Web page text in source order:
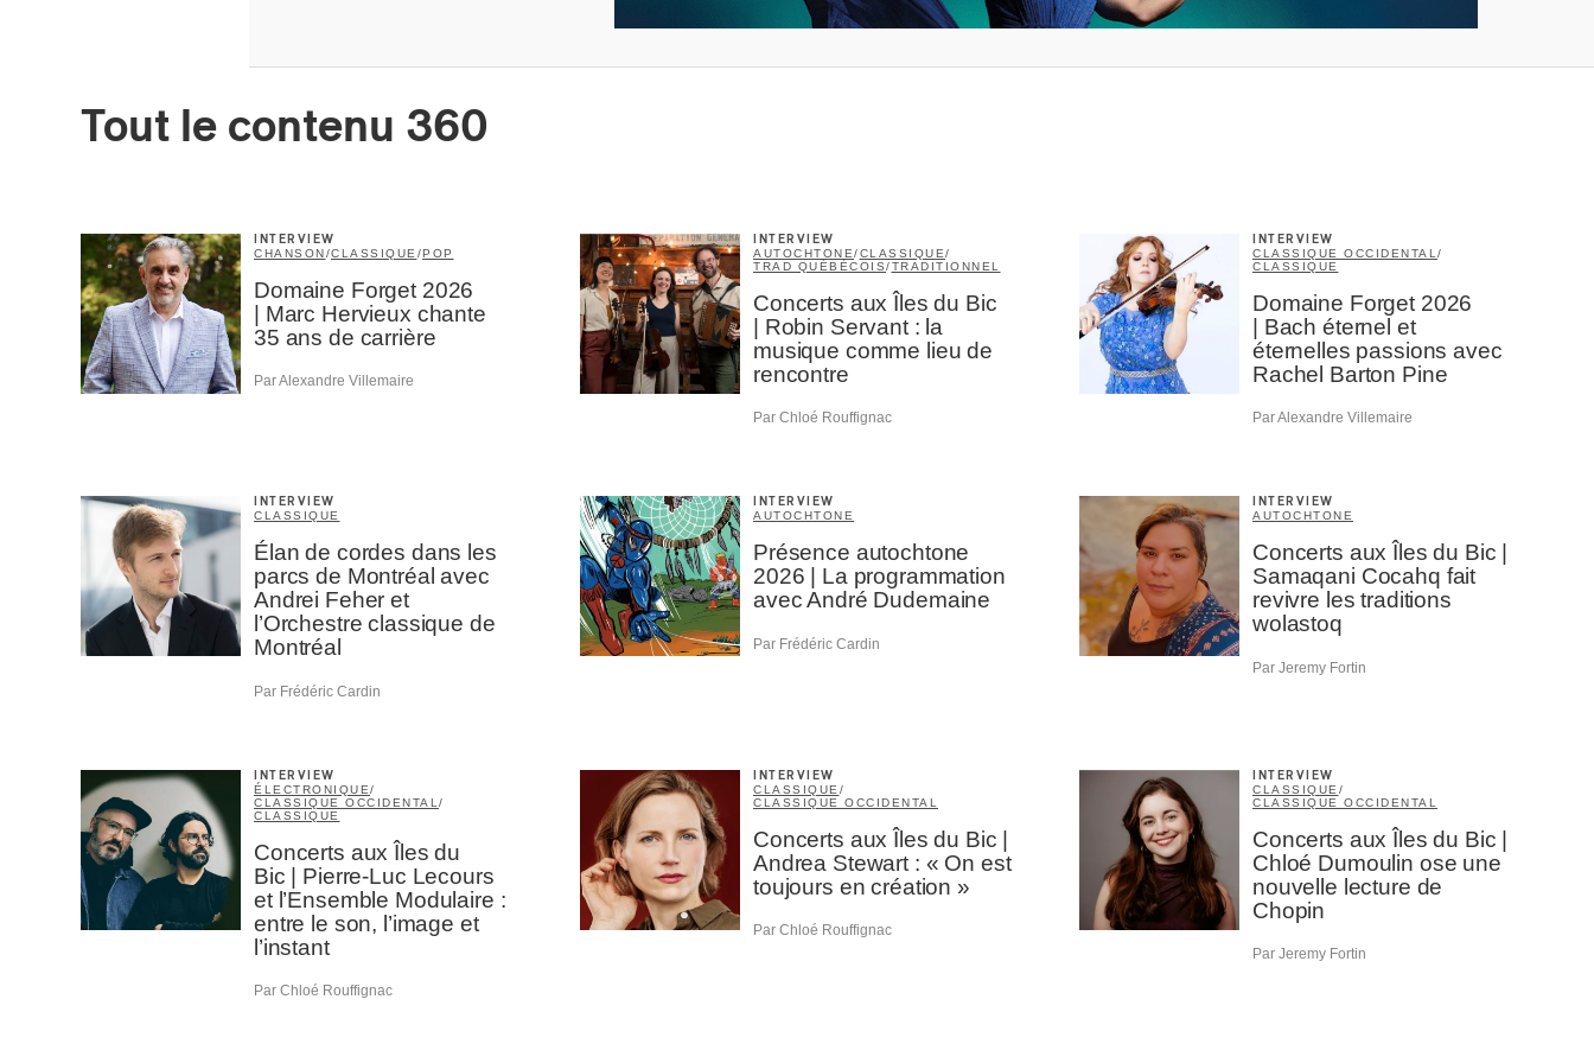
Tout le contenu 360
INTERVIEW
CHANSON/CLASSIQUE /POP
Domaine Forget 2026
| Marc Hervieux chante
35 ans de carrière
Par Alexandre Villemaire
INTERVIEW
AUTOCHTONE/CLASSIQUE/
TRAD QUÉBÉCOIS/TRADITIONNEL
Concerts aux Îles du Bic
| Robin Servant : la
musique comme lieu de
rencontre
Par Chloé Rouffignac
INTERVIEW
CLASSIQUE OCCIDENTAL /
CLASSIQUE
Domaine Forget 2026
| Bach éternel et
éternelles passions avec
Rachel Barton Pine
Par Alexandre Villemaire
INTERVIEW
CLASSIQUE
Élan de cordes dans les
parcs de Montréal avec
Andrei Feher et
l’Orchestre classique de
Montréal
Par Frédéric Cardin
INTERVIEW
AUTOCHTONE
Présence autochtone
2026 | La programmation
avec André Dudemaine
Par Frédéric Cardin
INTERVIEW
AUTOCHTONE
Concerts aux Îles du Bic |
Samaqani Cocahq fait
revivre les traditions
wolastoq
Par Jeremy Fortin
INTERVIEW
ÉLECTRONIQUE/
CLASSIQUE OCCIDENTAL /
CLASSIQUE
Concerts aux Îles du
Bic | Pierre-Luc Lecours
et l’Ensemble Modulaire :
entre le son, l’image et
l’instant
Par Chloé Rouffignac
INTERVIEW
CLASSIQUE /
CLASSIQUE OCCIDENTAL
Concerts aux Îles du Bic |
Andrea Stewart : « On est
toujours en création »
Par Chloé Rouffignac
INTERVIEW
CLASSIQUE /
CLASSIQUE OCCIDENTAL
Concerts aux Îles du Bic |
Chloé Dumoulin ose une
nouvelle lecture de
Chopin
Par Jeremy Fortin